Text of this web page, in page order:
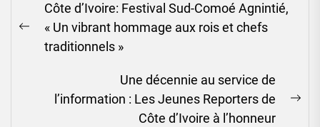
de
l’article
Previous
Côte d’Ivoire: Festival Sud-Comoé Agnintié,
« Un vibrant hommage aux rois et chefs
traditionnels »
Une décennie au service de
l’information : Les Jeunes Reporters de
Côte d’Ivoire à l’honneur